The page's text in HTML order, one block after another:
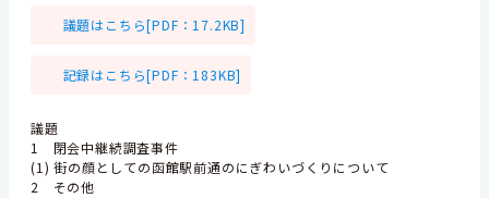
議題はこちら[PDF：17.2KB]
記録はこちら[PDF：183KB]
議題
1 閉会中継続調査事件
(1) 街の顔としての函館駅前通のにぎわいづくりについて
2 その他